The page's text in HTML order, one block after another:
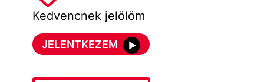
Kedvencnek jelölöm
JELENTKEZEM